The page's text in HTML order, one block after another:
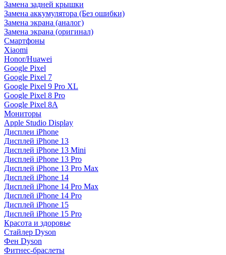
Замена задней крышки
Замена аккумулятора (Без ошибки)
Замена экрана (аналог)
Замена экрана (оригинал)
Смартфоны
Xiaomi
Honor/Huawei
Google Pixel
Google Pixel 7
Google Pixel 9 Pro XL
Google Pixel 8 Pro
Google Pixel 8A
Мониторы
Apple Studio Display
Дисплеи iPhone
Дисплей iPhone 13
Дисплей iPhone 13 Mini
Дисплей iPhone 13 Pro
Дисплей iPhone 13 Pro Max
Дисплей iPhone 14
Дисплей iPhone 14 Pro Max
Дисплей iPhone 14 Pro
Дисплей iPhone 15
Дисплей iPhone 15 Pro
Красота и здоровье
Стайлер Dyson
Фен Dyson
Фитнес-браслеты